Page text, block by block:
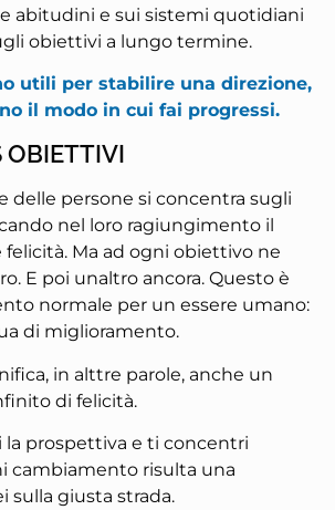
abitudini e sui sistemi quotidiani
obiettivi a lungo termine.
utili per stabilire una direzione,
il modo in cui fai progressi.
OBIETTIVI
delle persone si concentra sugli
nel loro ragiungimento il
felicità. Ma ad ogni obiettivo ne
E poi unaltro ancora. Questo è
normale per un essere umano:
di miglioramento.
in alttre parole, anche un
di felicità.
la prospettiva e ti concentri
cambiamento risulta una
sulla giusta strada.